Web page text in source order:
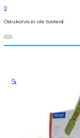
0
Ostukorvis ei ole tooteid.
🔍